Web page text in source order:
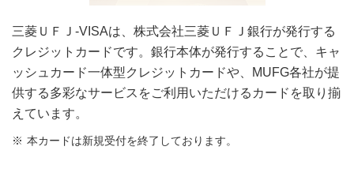
三菱ＵＦＪ-VISAは、株式会社三菱ＵＦＪ銀行が発行する
クレジットカードです。銀行本体が発行することで、キャ
ッシュカード一体型クレジットカードや、MUFG各社が提
供する多彩なサービスをご利用いただけるカードを取り揃
えています。
本カードは新規受付を終了しております。